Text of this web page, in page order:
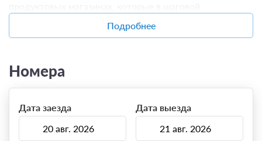
доступности есть вариант приобрести необходимую
Подробнее
Номера
Дата заезда Дата выезда